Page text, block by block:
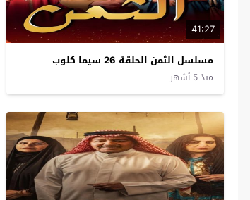
41:27
مسلسل الثمن الحلقة 26 سيما كلوب
منذ 5 أشهر